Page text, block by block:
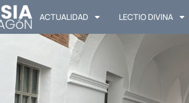
ACTUALIDAD LECTIO DIVINA